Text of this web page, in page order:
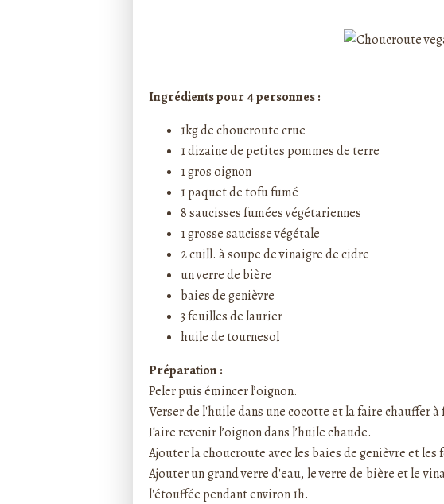
Ingrédients pour 4 personnes :
1kg de choucroute crue
1 dizaine de petites pommes de terre
1 gros oignon
1 paquet de tofu fumé
8 saucisses fumées végétariennes
1 grosse saucisse végétale
2 cuill. à soupe de vinaigre de cidre
un verre de bière
baies de genièvre
3 feuilles de laurier
huile de tournesol
Préparation :
Peler puis émincer l’oignon.
Verser de l'huile dans une cocotte et la faire chauffer à
Faire revenir l’oignon dans l’huile chaude.
Ajouter la choucroute avec les baies de genièvre et les
Ajouter un grand verre d'eau, le verre de bière et le
l'étouffée pendant environ 1h.